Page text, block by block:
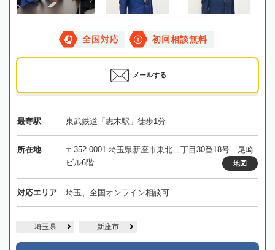
全国対応 初回相談無料
メールする
最寄駅 東武鉄道「志木駅」徒歩1分
所在地
〒352-0001 埼玉県新座市東北二丁目30番18号 尾崎
ビル6階
地図
対応エリア 埼玉、全国オンライン相談可
埼玉県 新座市